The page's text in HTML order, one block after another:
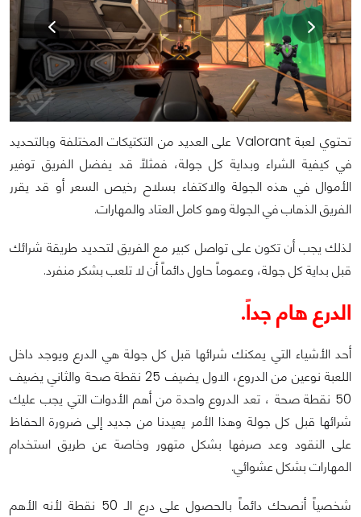
تحتوي لعبة Valorant على العديد من التكتيكات المختلفة وبالتحديد
في كيفية الشراء وبداية كل جولة، فمثلاً قد يفضل الفريق توفير
الأموال في هذه الجولة والاكتفاء بسلاح رخيص السعر أو قد يقرر
الفريق الذهاب في الجولة وهو كامل العتاد والمهارات.
لذلك يجب أن تكون على تواصل كبير مع الفريق لتحديد طريقة شرائك
قبل بداية كل جولة، وعموماً حاول دائماً أن لا تلعب بشكر منفرد.
الدرع هام جداً.
أحد الأشياء التي يمكنك شرائها قبل كل جولة هي الدرع ويوجد داخل
اللعبة نوعين من الدروع، الاول يضيف 25 نقطة صحة والثاني يضيف
50 نقطة صحة ، تعد الدروع واحدة من أهم الأدوات التي يجب عليك
شرائها قبل كل جولة وهذا الأمر يعيدنا من جديد إلى ضرورة الحفاظ
على النقود وعد صرفها بشكل متهور وخاصة عن طريق استخدام
المهارات بشكل عشوائي.
شخصياً أنصحك دائماً بالحصول على درع الـ 50 نقطة لأنه الأهم